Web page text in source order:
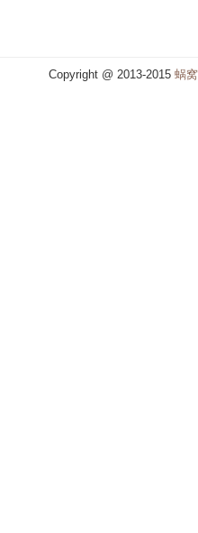
Copyright @ 2013-2015 蜗